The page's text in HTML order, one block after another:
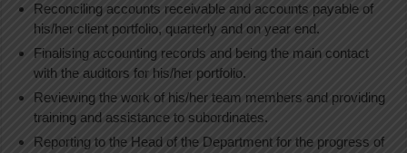
Reconciling accounts receivable and accounts payable of
his/her client portfolio, quarterly and on year end.
Finalising accounting records and being the main contact
with the auditors for his/her portfolio.
Reviewing the work of his/her team members and providing
training and assistance to subordinates.
Reporting to the Head of the Department for the progress of